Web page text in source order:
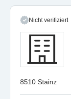
Nicht verifiziert
8510 Stainz